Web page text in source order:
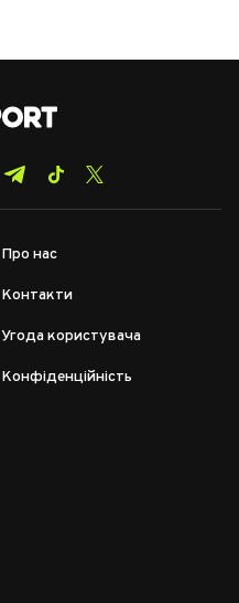
Про нас
Контакти
Угода користувача
Конфіденційність